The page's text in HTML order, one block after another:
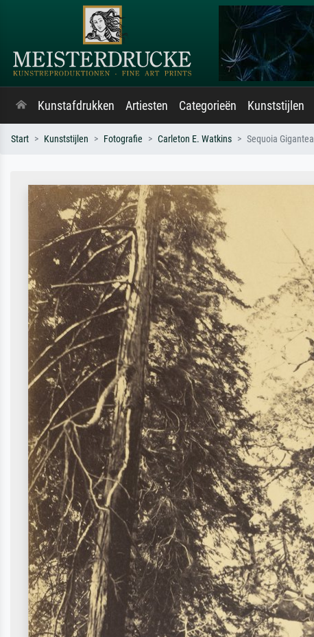
Kunstafdrukken Artiesten Categorieën Kunststijlen
Start Kunststijlen Fotografie Carleton E. Watkins Sequoia Gigantea